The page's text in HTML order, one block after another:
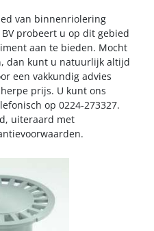
van binnenriolering
BV probeert u op dit gebied
aan te bieden. Mocht
dan kunt u natuurlijk altijd
een vakkundig advies
prijs. U kunt ons
op 0224-273327.
uiteraard met